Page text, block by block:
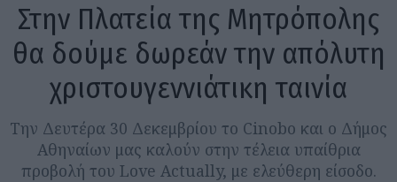
Στην Πλατεία της Μητρόπολης
θα δούμε δωρεάν την απόλυτη
χριστουγεννιάτικη ταινία
Την Δευτέρα 30 Δεκεμβρίου το Cinobo και ο Δήμος
Αθηναίων μας καλούν στην τέλεια υπαίθρια
προβολή του Love Actually, με ελεύθερη είσοδο.